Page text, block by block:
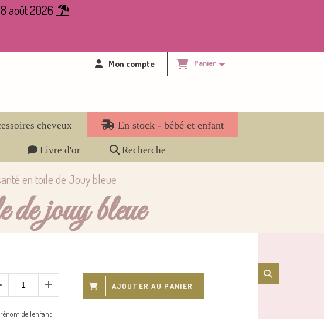
août 2026 
Mon compte Panier
cheveux En stock - bébé et enfant
Livre d'or Recherche
en toile de Jouy bleue
de jouy bleue
AJOUTER AU PANIER
de l'enfant